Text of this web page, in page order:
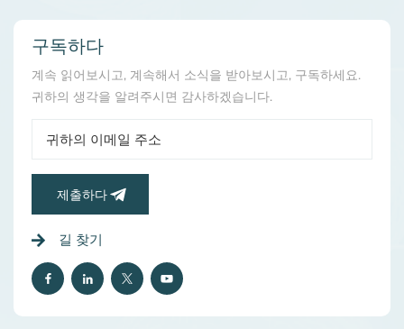
구독하다
계속 읽어보시고, 계속해서 소식을 받아보시고, 구독하세요.
귀하의 생각을 알려주시면 감사하겠습니다.
제출하다
길 찾기